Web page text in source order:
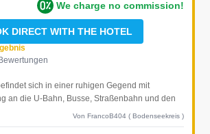
We charge no commission!
DIRECT WITH THE HOTEL
sich in einer ruhigen Gegend mit
an die U-Bahn, Busse, Straßenbahn und den
Von FrancoB404 ( Bodenseekreis )